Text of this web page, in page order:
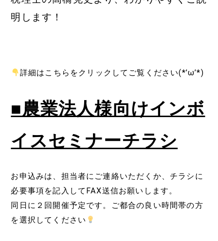
明します！
詳細はこちらをクリックしてご覧ください(*’ω’*)
■農業法人様向けインボ
イスセミナーチラシ
お申込みは、担当者にご連絡いただくか、チラシに
必要事項を記入してFAX送信お願いします。
同日に２回開催予定です。ご都合の良い時間帯の方
を選択してください